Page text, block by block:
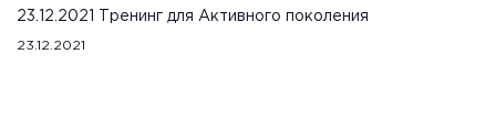
23.12.2021 Тренинг для Активного поколения
23.12.2021